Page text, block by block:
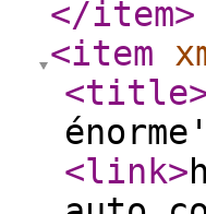
</item>
<item
<title
<link>